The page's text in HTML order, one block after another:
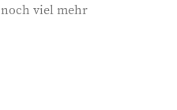
viel mehr